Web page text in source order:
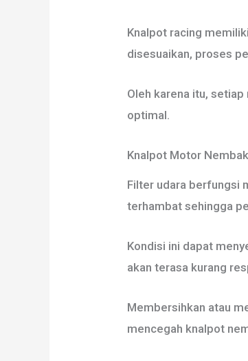
Knalpot racing
disesuaikan, proses
Oleh karena itu,
optimal.
Knalpot Motor
Filter udara berfungsi
terhambat sehingga
Kondisi ini dapat
akan terasa kurang
Membersihkan atau
mencegah knalpot